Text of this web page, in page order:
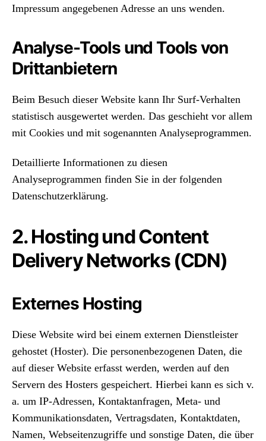
Impressum angegebenen Adresse an uns wenden.
Analyse-Tools und Tools von
Drittanbietern
Beim Besuch dieser Website kann Ihr Surf-Verhalten
statistisch ausgewertet werden. Das geschieht vor allem
mit Cookies und mit sogenannten Analyseprogrammen.
Detaillierte Informationen zu diesen
Analyseprogrammen finden Sie in der folgenden
Datenschutzerklärung.
2. Hosting und Content
Delivery Networks (CDN)
Externes Hosting
Diese Website wird bei einem externen Dienstleister
gehostet (Hoster). Die personenbezogenen Daten, die
auf dieser Website erfasst werden, werden auf den
Servern des Hosters gespeichert. Hierbei kann es sich v.
a. um IP-Adressen, Kontaktanfragen, Meta- und
Kommunikationsdaten, Vertragsdaten, Kontaktdaten,
Namen, Webseitenzugriffe und sonstige Daten, die über